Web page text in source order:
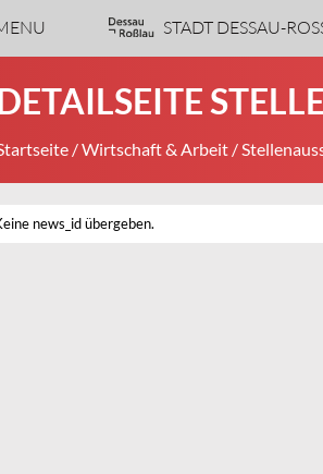
STADT DESSAU-
/Wirtschaft & Arbeit /
news_id übergeben.